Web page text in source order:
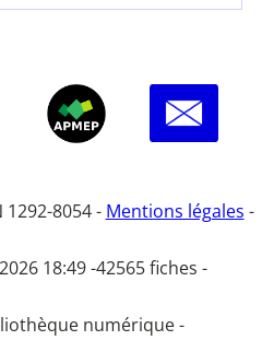
1292-8054 - Mentions légales -
18:49 -42565 fiches -
numérique -